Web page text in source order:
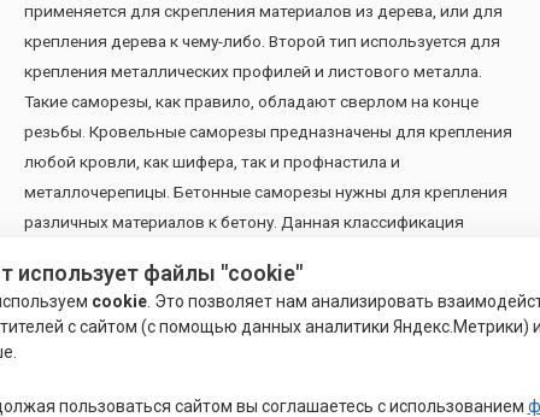
применяется для скрепления материалов из дерева, или для
крепления дерева к чему-либо. Второй тип используется для
крепления металлических профилей и листового металла.
Такие саморезы, как правило, обладают сверлом на конце
резьбы. Кровельные саморезы предназначены для крепления
любой кровли, как шифера, так и профнастила и
металлочерепицы. Бетонные саморезы нужны для крепления
различных материалов к бетону. Данная классификация
Также есть классификация по форме головок: сферические,
полусферические, шестигранные и потайные. И еще одна
классификация делит саморезы на различные типы исходя из
Саморезы могут быть изготовлены из разных материалов.
использует файлы "cookie"
cookie. Это позволяет нам анализировать
с сайтом (с помощью данных аналитики Яндекс.Метрики)
пользоваться сайтом вы соглашаетесь с использованием